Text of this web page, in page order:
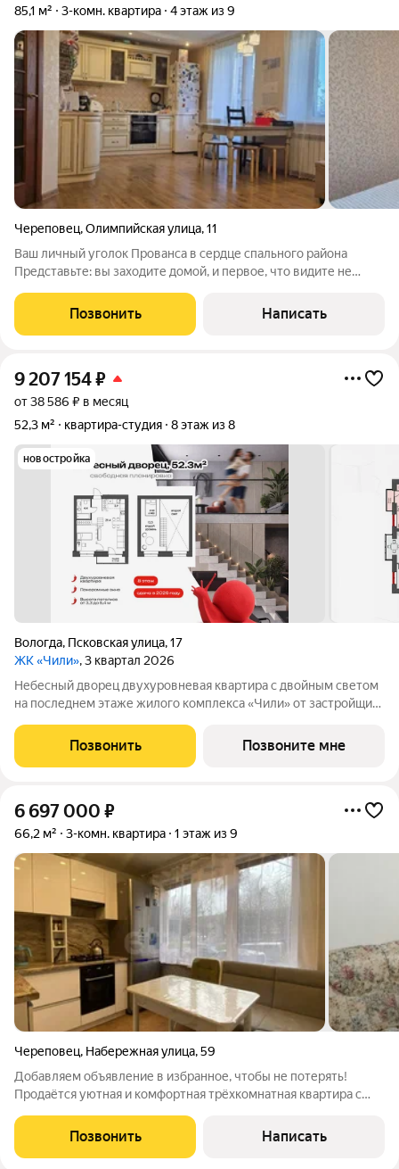
85,1 м² 3-комн. квартира 4 этаж из 9
Череповец,Олимпийская улица,11
Ваш личный уголок Прованса в сердце спального района
Представьте: вы заходите домой, и первое, что видите не
обнимает вас теплом. Здесь всё создано для долгих
разговоров за чашкой самого
Позвонить Написать
9 207 154₽
от 38 586 ₽ в месяц
52,3 м²
квартира-студия 8 этаж из 8
новостройка
Вологда, Псковская улица,17
ЖК «Чили», 3 квартал 2026
Небесный дворец двухуровневая квартира с двойным светом
на последнем этаже жилого комплекса «Чили» от застройщика
двойным светом. Свободная планировка вы сами решаете, как
будет выглядеть ваш
Позвонить Позвоните мне
6 697 000 ₽
66,2 м² 3-комн. квартира 1 этаж из 9
Череповец, Набережная улица,59
Добавляем объявление в избранное, чтобы не потерять!
Продаётся уютная и комфортная трёхкомнатная квартира с
квартире выполнен свежий ремонт, будущим собственникам
остаётся в подарок часть
Позвонить Написать